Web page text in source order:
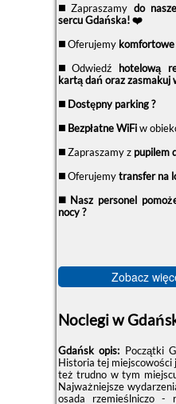
◼️ Zapraszamy do
sercu Gdańska! ❤️
◼️ Oferujemy komfortowe
◼️ Odwiedź hotelową
kartą dań oraz zasmakuj
◼️ Dostępny parking ?️
◼️Bezpłatne WiFiw
◼️ Zapraszamy zpupilem
◼️ Oferujemytransfer na
◼️ Nasz personel
nocy ?
Zobacz
Noclegi w
Gdańsk opis: Początki
Historia tej miejscowości
też trudno w tym
Najważniejsze
osada rzemieślniczo